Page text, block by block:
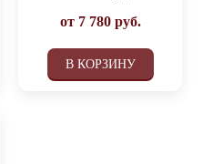
от 7 780руб.
В КОРЗИНУ